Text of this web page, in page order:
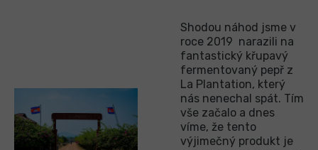
Shodou náhod jsme v
roce 2019 narazili na
fantastický křupavý
fermentovaný pepř z
La Plantation, který
nás nenechal spát. Tím
vše začalo a dnes
víme, že tento
výjimečný produkt je